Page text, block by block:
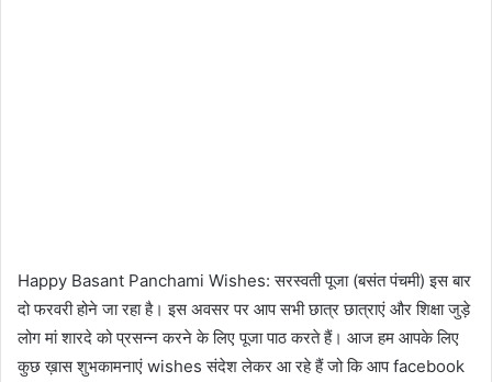
Happy Basant Panchami Wishes: सरस्वती पूजा (बसंत पंचमी) इस बार
दो फरवरी होने जा रहा है। इस अवसर पर आप सभी छात्र छात्राएं और शिक्षा जुड़े
लोग मां शारदे को प्रसन्न करने के लिए पूजा पाठ करते हैं। आज हम आपके लिए
कुछ ख़ास शुभकामनाएं wishes संदेश लेकर आ रहे हैं जो कि आप facebook